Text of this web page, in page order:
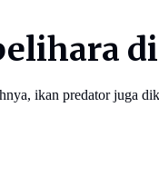
ikan predator juga